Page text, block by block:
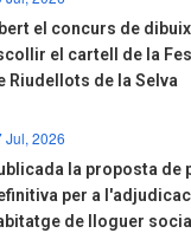
el concurs de
el cartell de la
Riudellots de la Selva
Jul, 2026
la proposta de
per a
de lloguer social